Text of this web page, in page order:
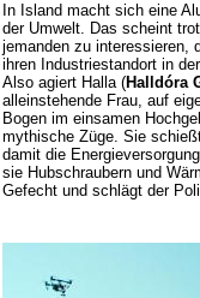
In Island macht sich eine
der Umwelt. Das scheint
jemanden zu interessieren,
ihren Industriestandort in
Also agiert Halla (Halldóra
alleinstehende Frau, auf
Bogen im einsamen
mythische Züge. Sie
damit die
sie Hubschraubern und
Gefecht und schlägt der